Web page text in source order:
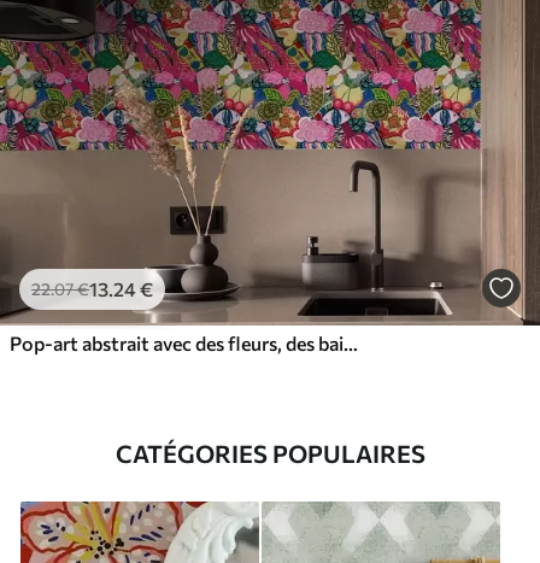
22.07€13.24€
Pop-art abstrait avec des fleurs, des baies et des motifs
CATÉGORIES POPULAIRES